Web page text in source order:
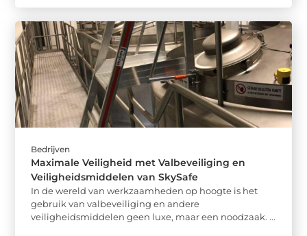
Bedrijven
Maximale Veiligheid met Valbeveiliging en
Veiligheidsmiddelen van SkySafe
In de wereld van werkzaamheden op hoogte is het
gebruik van valbeveiliging en andere
veiligheidsmiddelen geen luxe, maar een noodzaak. ...